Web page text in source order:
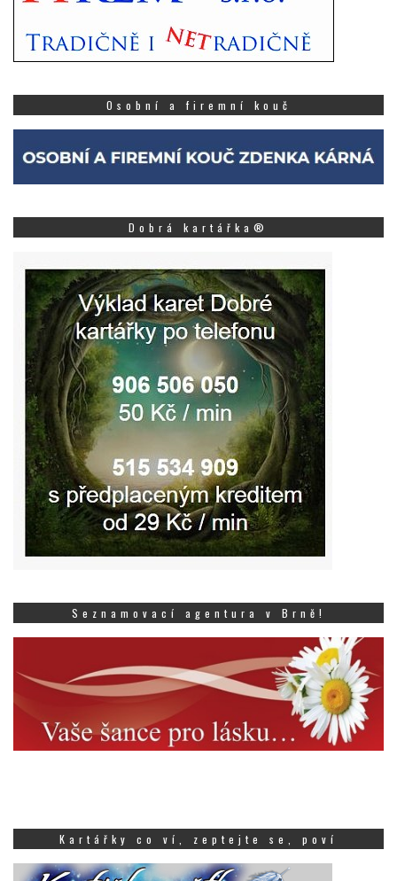
Osobní a firemní kouč
Dobrá kartářka®
Seznamovací agentura v Brně!
Kartářky co ví, zeptejte se, poví